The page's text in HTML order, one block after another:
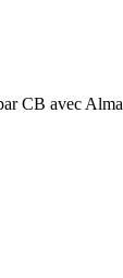
CB avec Alma